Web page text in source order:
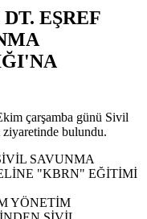
EŞREF
çarşamba günü Sivil
ziyaretinde bulundu.
SAVUNMA
"KBRN" EĞİTİMİ
YÖNETİM